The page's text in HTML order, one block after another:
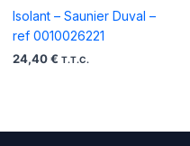
Isolant – Saunier Duval –
ref 0010026221
24,40 € T.T.C.